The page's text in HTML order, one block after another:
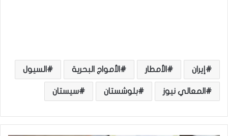
إيران الأمطار الأمواج البحرية السيول
المعالي نيوز بلوشستان سيستان